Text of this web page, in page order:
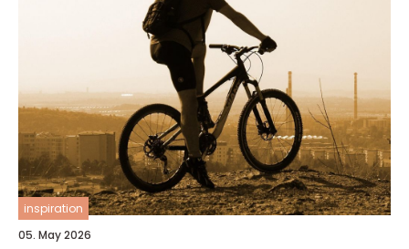
inspiration
05. May 2026